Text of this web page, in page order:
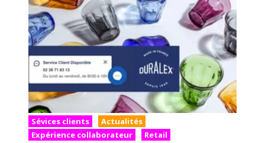
Sévices clients
Actualités
Expérience collaborateur
Retail